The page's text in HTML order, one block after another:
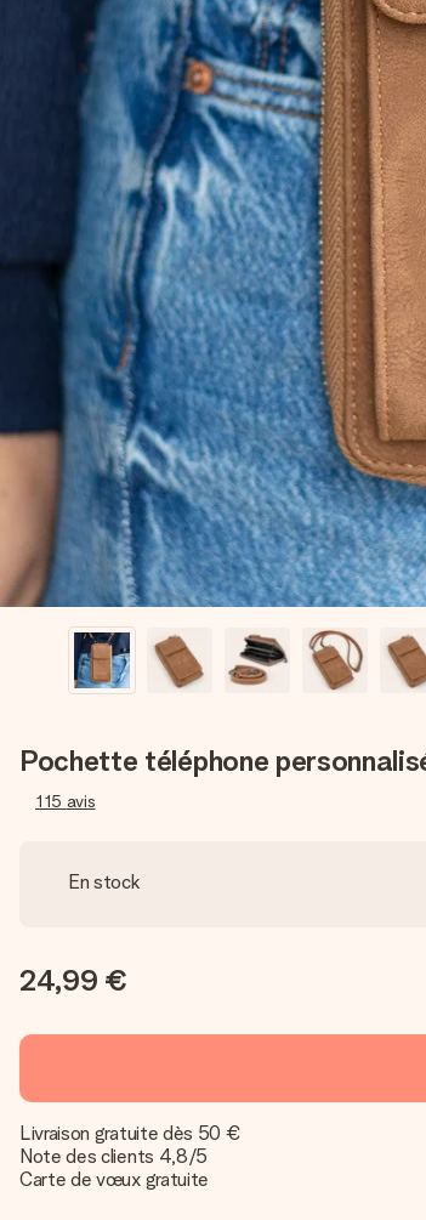
Pochette téléphone
115 avis
En stock
24,99 €
Livraison gratuite dès 50 €
Note des clients 4,8/5
Carte de vœux gratuite